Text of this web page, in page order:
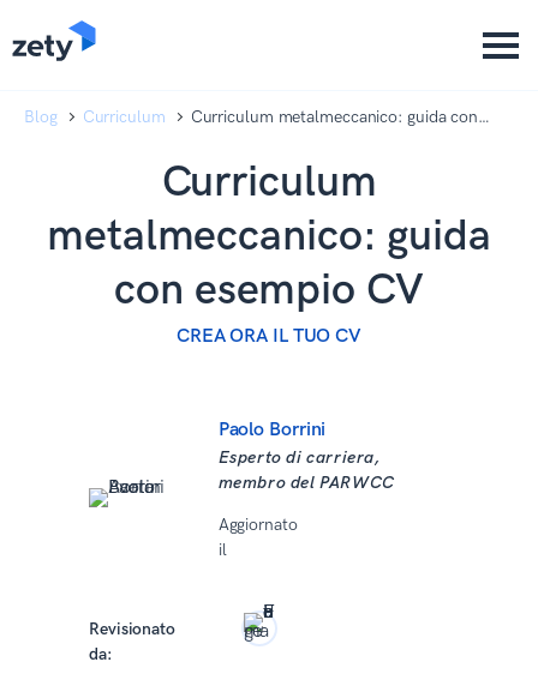
Blog Curriculum
Curriculum metalmeccanico: guida con
Curriculum
metalmeccanico: guida
con esempio CV
CREA ORA IL TUO CV
Paolo Borrini
Esperto di carriera,
membro del PARWCC
Aggiornato
il
Revisionato
da: